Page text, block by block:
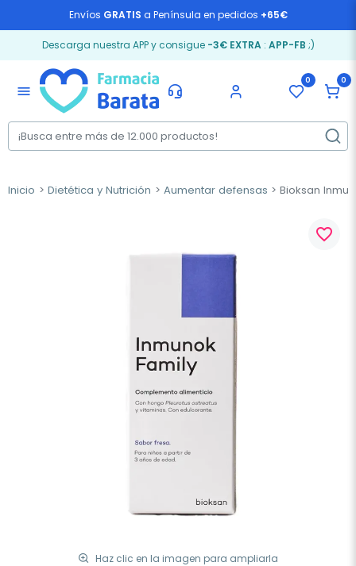
Envíos GRATIS a Península en pedidos +65€
Descarga nuestra APP y consigue -3€ EXTRA: APP-FB ;)
menu
0 0
Inicio Dietética y Nutrición Aumentar defensas Bioksan
Haz clic en la imagen para ampliarla
favorite_border